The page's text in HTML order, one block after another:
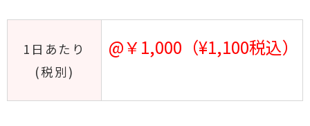
1日あたり
(税別)
@￥1,000（¥1,100税込）